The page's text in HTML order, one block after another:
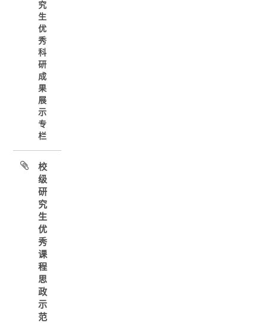
究
生
优
秀
科
研
成
果
展
示
专
栏
校
级
研
究
生
优
秀
课
程
思
政
示
范